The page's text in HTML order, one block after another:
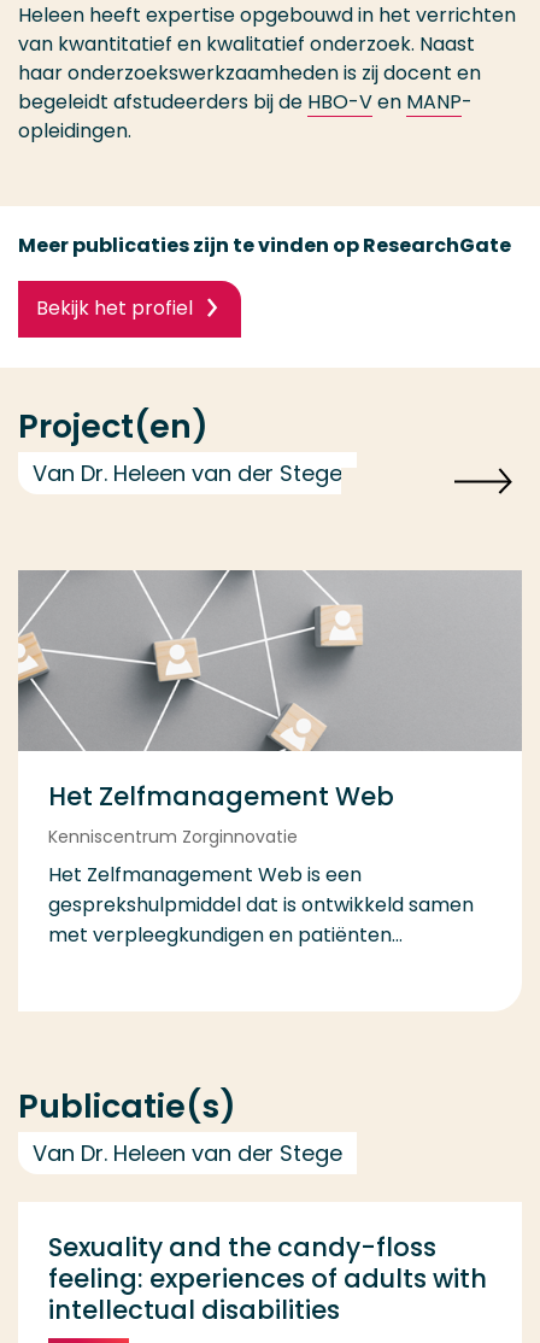
Heleen heeft expertise opgebouwd in het verrichten
van kwantitatief en kwalitatief onderzoek. Naast
haar onderzoekswerkzaamheden is zij docent en
begeleidt afstudeerders bij de HBO-Ven MANP-
opleidingen.
Meer publicaties zijn te vinden op ResearchGate
Bekijk het profiel
Project(en)
Van Dr. Heleen van der Stege
Het Zelfmanagement Web
Kenniscentrum Zorginnovatie
Het Zelfmanagement Web is een
gesprekshulpmiddel dat is ontwikkeld samen
met verpleegkundigen en patiënten...
Publicatie(s)
Van Dr. Heleen van der Stege
Sexuality and the candy-floss
feeling: experiences of adults with
intellectual disabilities